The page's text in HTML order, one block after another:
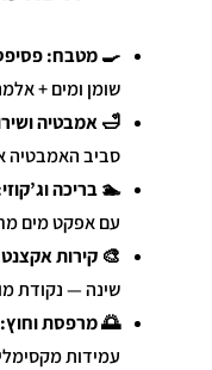
🍳 מטבח:
שומן ומים +
🛁 אמבטיה
סביב האמבטיה
🏊 בריכה
עם אפקט מים
🎨 קירות
שינה — נקודת
🌅 מרפסת וחוץ:
עמידות